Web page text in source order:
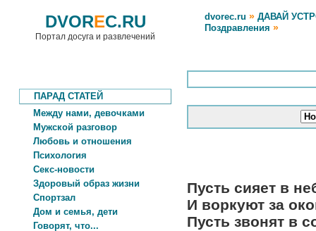
DVOREC.RU
Портал досуга и развлечений
dvorec.ru » ДАВАЙ
Поздравления »
ПАРАД СТАТЕЙ
Между нами, девочками
Мужской разговор
Любовь и отношения
Психология
Секс-новости
Здоровый образ жизни
Спортзал
Дом и семья, дети
Говорят, что...
Пусть сияет в
И воркуют за
Пусть звонят в